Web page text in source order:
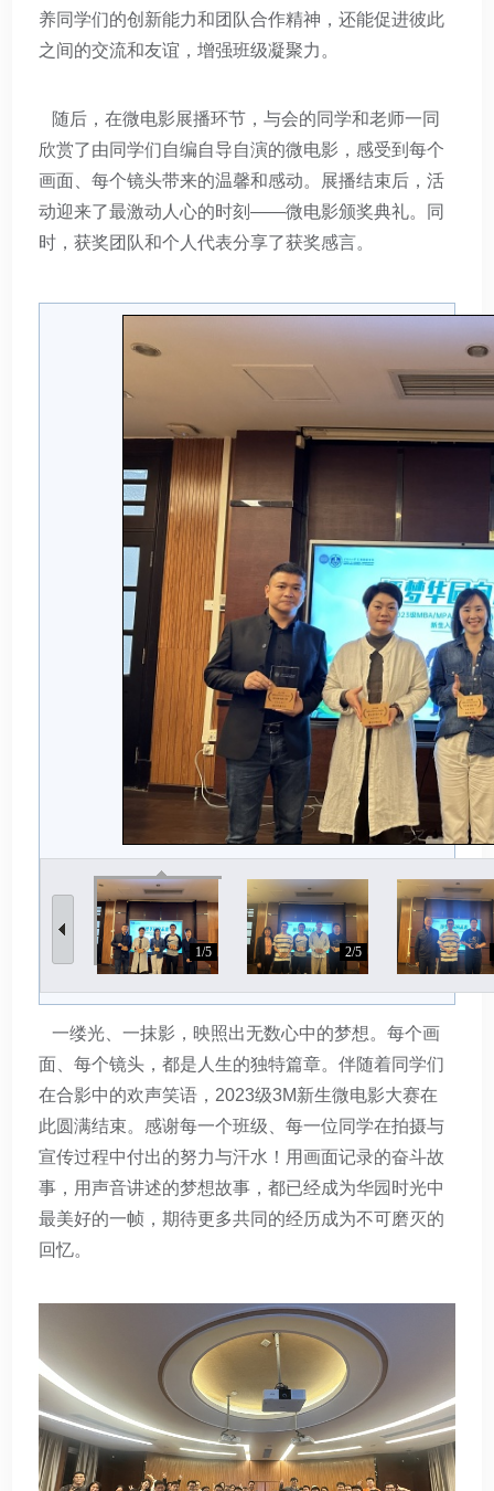
养同学们的创新能力和团队合作精神，还能促进彼此
之间的交流和友谊，增强班级凝聚力。
随后，在微电影展播环节，与会的同学和老师一同
欣赏了由同学们自编自导自演的微电影，感受到每个
画面、每个镜头带来的温馨和感动。展播结束后，活
动迎来了最激动人心的时刻——微电影颁奖典礼。同
时，获奖团队和个人代表分享了获奖感言。
1/5 2/5
一缕光、一抹影，映照出无数心中的梦想。每个画
面、每个镜头，都是人生的独特篇章。伴随着同学们
在合影中的欢声笑语，2023级3M新生微电影大赛在
此圆满结束。感谢每一个班级、每一位同学在拍摄与
宣传过程中付出的努力与汗水！用画面记录的奋斗故
事，用声音讲述的梦想故事，都已经成为华园时光中
最美好的一帧，期待更多共同的经历成为不可磨灭的
回忆。